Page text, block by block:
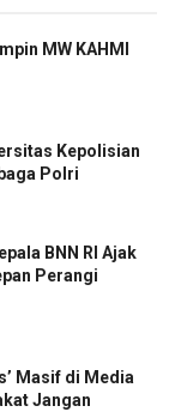
MW KAHMI
Kepolisian
Polri
BNN RI Ajak
Perangi
Masif di Media
Jangan